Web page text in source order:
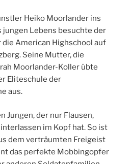
Heiko Moorlander ins
jungen Lebens besuchte der
American Highschool auf
Seine Mutter, die
Moorlander-Koller übte
Eliteschule der
aus.
Jungen, der nur Flausen,
im Kopf hat. So ist
dem verträumten Freigeist
das perfekte Mobbingopfer